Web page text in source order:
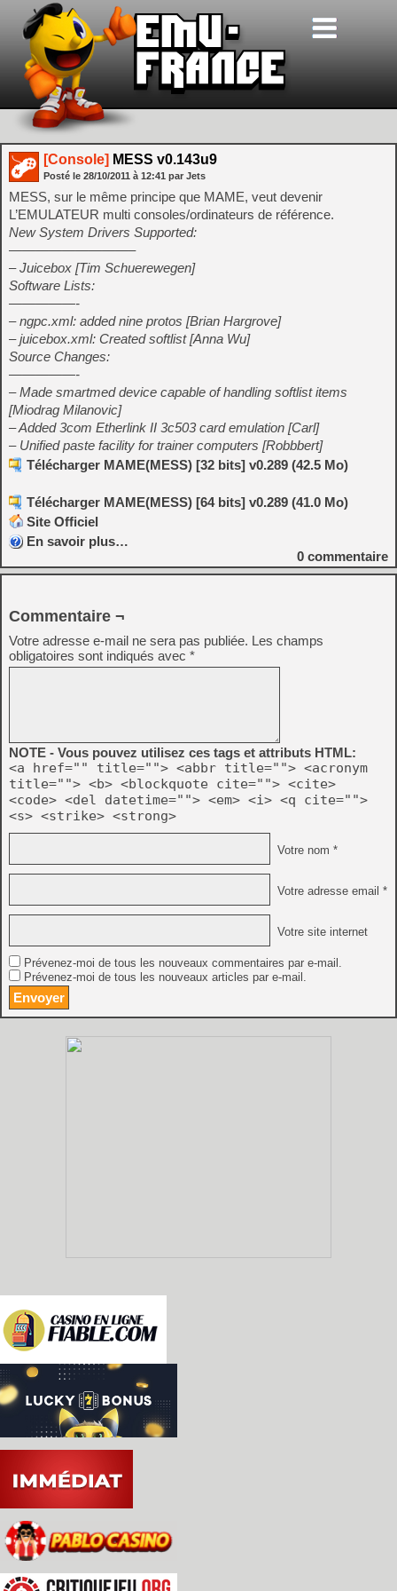
[Console] MESS v0.143u9
Posté le 28/10/2011 à 12:41 par Jets
MESS, sur le même principe que MAME, veut devenir
L’EMULATEUR multi consoles/ordinateurs de référence.
New System Drivers Supported:
—————————–
– Juicebox [Tim Schuerewegen]
Software Lists:
—————-
– ngpc.xml: added nine protos [Brian Hargrove]
– juicebox.xml: Created softlist [Anna Wu]
Source Changes:
—————-
– Made smartmed device capable of handling softlist items
[Miodrag Milanovic]
– Added 3com Etherlink II 3c503 card emulation [Carl]
– Unified paste facility for trainer computers [Robbbert]
Télécharger MAME(MESS) [32 bits] v0.289 (42.5 Mo)
Télécharger MAME(MESS) [64 bits] v0.289 (41.0 Mo)
Site Officiel
En savoir plus…
0 commentaire
Commentaire ¬
Votre adresse e-mail ne sera pas publiée. Les champs
obligatoires sont indiqués avec *
NOTE - Vous pouvez utilisez ces tags et attributs HTML:
<a href="" title=""> <abbr title=""> <acronym
title=""> <b> <blockquote cite=""> <cite>
<code> <del datetime=""> <em> <i> <q cite="">
<s> <strike> <strong>
Votre nom *
Votre adresse email *
Votre site internet
Prévenez-moi de tous les nouveaux commentaires par e-mail.
Prévenez-moi de tous les nouveaux articles par e-mail.